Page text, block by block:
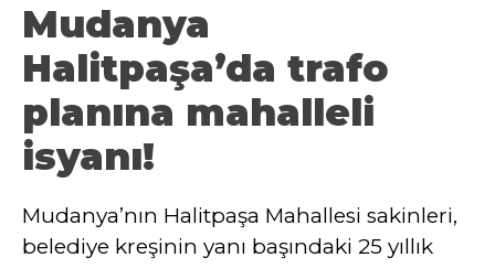
Mudanya
Halitpaşa’da trafo
planına mahalleli
isyanı!
Mudanya’nın Halitpaşa Mahallesi sakinleri,
belediye kreşinin yanı başındaki 25 yıllık